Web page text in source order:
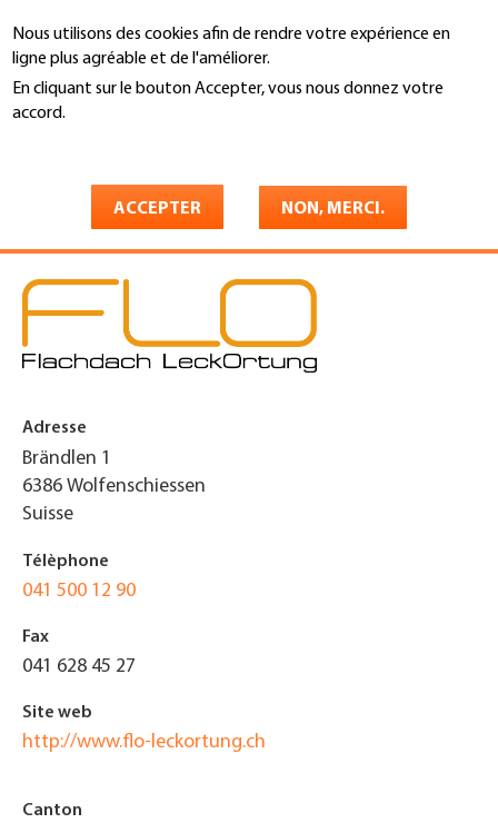
Nous utilisons des cookies afin de rendre votre expérience en
ligne plus agréable et de l'améliorer.
En cliquant sur le bouton Accepter, vous nous donnez votre
accord.
ACCEPTER NON, MERCI.
au
contenu
principal
Recherche
You
GmbH
Adresse
Brändlen 1
6386 Wolfenschiessen
Suisse
Télèphone
041 500 12 90
Fax
041 628 45 27
Site web
http://www.flo-leckortung.ch
Canton